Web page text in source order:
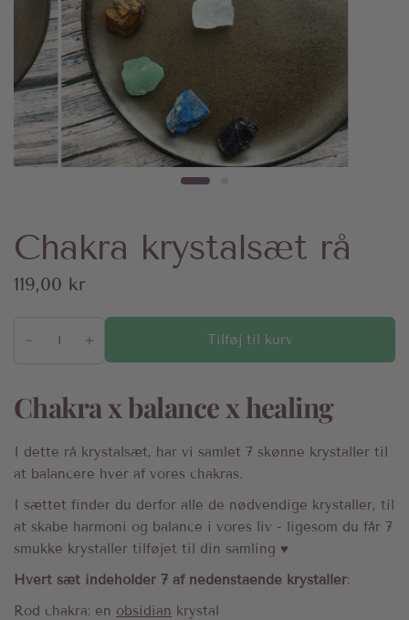
Chakra krystalsæt rå
119,00 kr
Tilføj til kurv
Chakra x balance x healing
I dette rå krystalsæt, har vi samlet 7 skønne krystaller til
at balancere hver af vores chakras.
I sættet finder du derfor alle de nødvendige krystaller, til
at skabe harmoni og balance i vores liv - ligesom du får 7
smukke krystaller tilføjet til din samling ♥︎
Hvert sæt indeholder 7 af nedenstående krystaller:
Rod chakra: en obsidian krystal